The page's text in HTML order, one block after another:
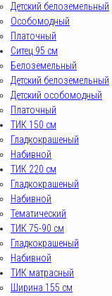
Детский белоземельный
Особомодный
Платочный
Ситец 95 см
Белоземельный
Детский белоземельный
Детский особомодный
Платочный
ТИК 150 см
Гладкокрашеный
Набивной
ТИК 220 см
Гладкокрашеный
Набивной
Тематический
ТИК 75-90 см
Гладкокрашеный
Набивной
ТИК матрасный
Ширина 155 см